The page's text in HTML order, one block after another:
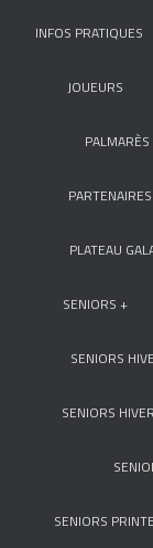
INFOS PRATIQUES
JOUEURS
PALMARÈS
PARTENAIRES
PLATEAU
SENIORS +
SENIORS
SENIORS HIVER
SENIORS